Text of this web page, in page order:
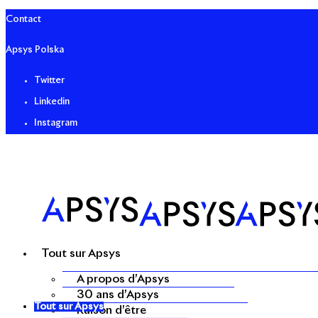
Contact
Apsys Polska
Twitter
Linkedin
Instagram
Tout sur Apsys
A propos d’Apsys
30 ans d’Apsys
Raison d’être
Tout sur Apsys